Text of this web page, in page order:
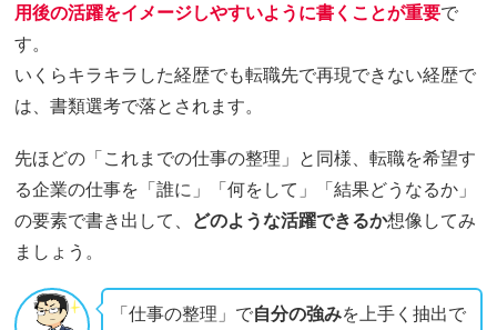
用後の活躍をイメージしやすいように書くことが重要で
す。
いくらキラキラした経歴でも転職先で再現できない経歴で
は、書類選考で落とされます。
先ほどの「これまでの仕事の整理」と同様、転職を希望す
る企業の仕事を「誰に」「何をして」「結果どうなるか」
の要素で書き出して、 どのような活躍できるか想像してみ
ましょう。
「仕事の整理」で自分の強みを上手く抽出で